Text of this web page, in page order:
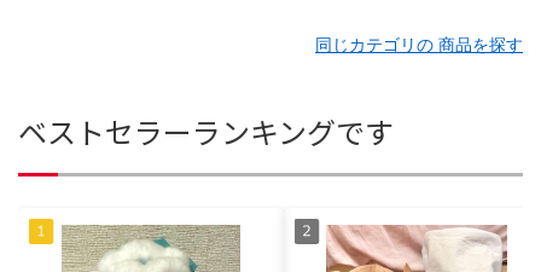
同じカテゴリの 商品を探す
ベストセラーランキングです